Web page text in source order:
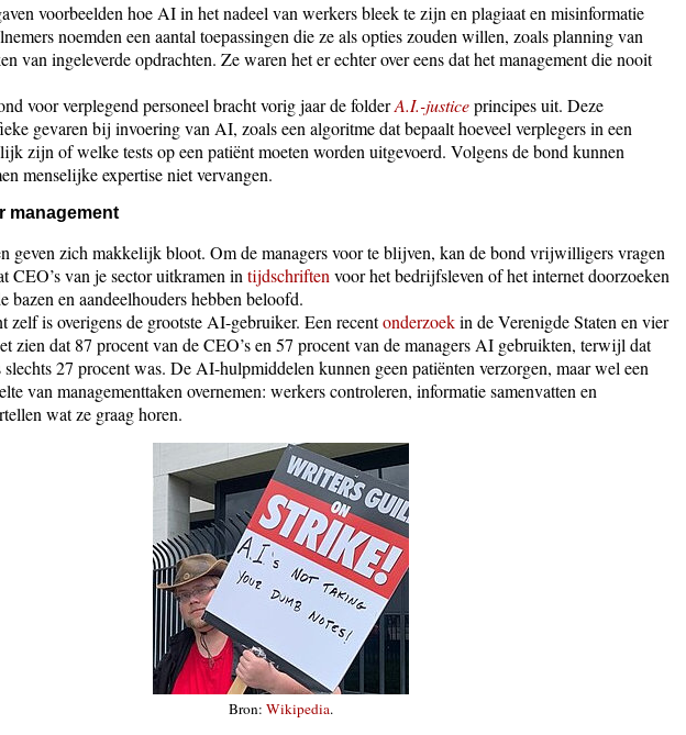
voorbeelden hoe AI in het nadeel van werkers bleek te zijn en plagiaat en misinformatie
noemden een aantal toepassingen die ze als opties zouden willen, zoals planning van
van ingeleverde opdrachten. Ze waren het er echter over eens dat het management die nooit
voor verplegend personeel bracht vorig jaar de folderA.I.-justiceprincipes uit. Deze
gevaren bij invoering van AI, zoals een algoritme dat bepaalt hoeveel verplegers in een
zijn of welke tests op een patiënt moeten worden uitgevoerd. Volgens de bond kunnen
menselijke expertise niet vervangen.
management
geven zich makkelijk bloot. Om de managers voor te blijven, kan de bond vrijwilligers vragen
CEO’s van je sector uitkramen in tijdschriften voor het bedrijfsleven of het internet doorzoeken
bazen en aandeelhouders hebben beloofd.
zelf is overigens de grootste AI-gebruiker. Een recentonderzoekin de Verenigde Staten en vier
zien dat 87 procent van de CEO’s en 57 procent van de managers AI gebruikten, terwijl dat
27 procent was. De AI-hulpmiddelen kunnen geen patiënten verzorgen, maar wel een
van managementtaken overnemen: werkers controleren, informatie samenvatten en
wat ze graag horen.
Bron: Wikipedia.